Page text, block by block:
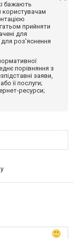
бажають
користувачам
прийняти
для
роз'яснення
порівняння з
заяви,
її послуги;
ресурси;